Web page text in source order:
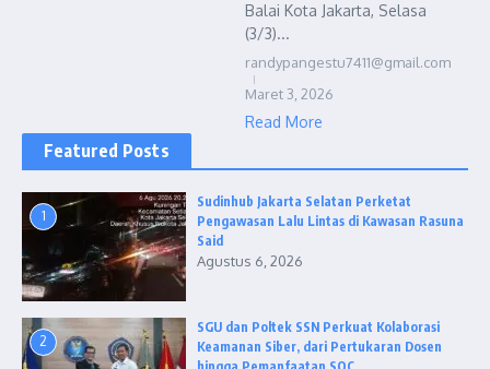
Balai Kota Jakarta, Selasa
(3/3)...
randypangestu7411@gmail.com
Maret 3, 2026
Read More
Featured Posts
1
Sudinhub Jakarta Selatan Perketat
Pengawasan Lalu Lintas di Kawasan Rasuna
Said
Agustus 6, 2026
2
SGU dan Poltek SSN Perkuat Kolaborasi
Keamanan Siber, dari Pertukaran Dosen